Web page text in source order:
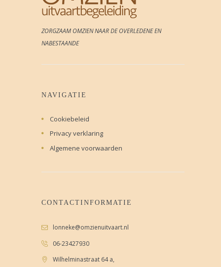
ZORGZAAM OMZIEN NAAR DE OVERLEDENE EN
NABESTAANDE
NAVIGATIE
Cookiebeleid
Privacy verklaring
Algemene voorwaarden
CONTACTINFORMATIE
lonneke@omzienuitvaart.nl
06-23427930
Wilhelminastraat 64 a,